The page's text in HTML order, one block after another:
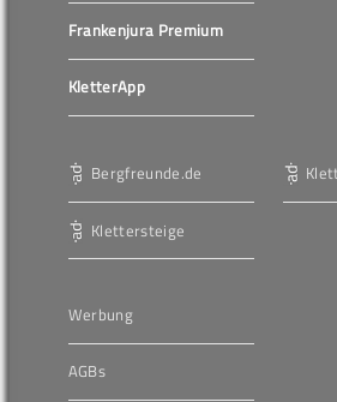
Frankenjura Premium
KletterApp
Bergfreunde.de
Klettersteige
Werbung
AGBs